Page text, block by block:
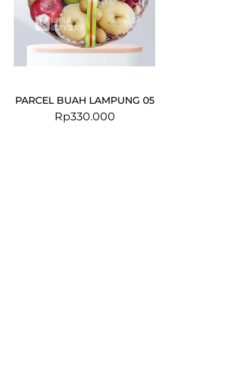
PARCEL BUAH LAMPUNG 05
Rp330.000